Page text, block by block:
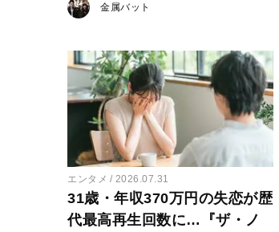
金属バット
エンタメ 2026.07.31
31歳・年収370万円の失恋が歴
代最高再生回数に…『ザ・ノ